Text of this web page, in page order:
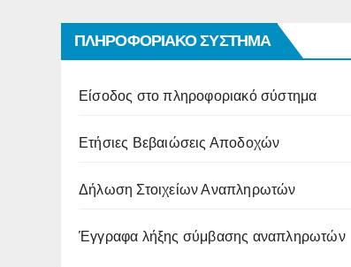
ΠΛΗΡΟΦΟΡΙΑΚΟ ΣΥΣΤΗΜΑ
Είσοδος στο πληροφοριακό σύστημα
Ετήσιες Βεβαιώσεις Αποδοχών
Δήλωση Στοιχείων Αναπληρωτών
Έγγραφα λήξης σύμβασης αναπληρωτών